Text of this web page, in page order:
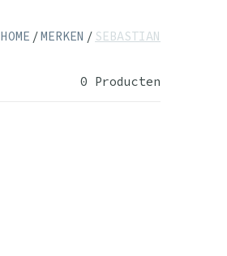
HOME MERKEN SEBASTIAN
0 Producten